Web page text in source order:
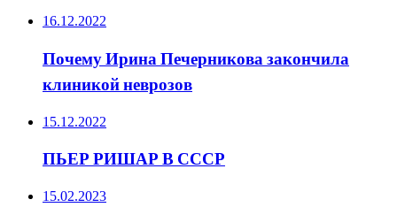
16.12.2022
Почему Ирина Печерникова закончила
клиникой неврозов
15.12.2022
ПЬЕР РИШАР В СССР
15.02.2023